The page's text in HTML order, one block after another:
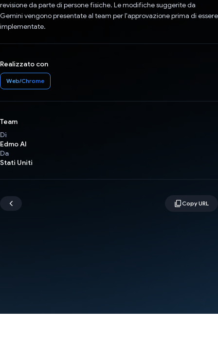
revisione da parte di persone fisiche. Le modifiche suggerite da
Gemini vengono presentate al team per l'approvazione prima di essere
implementate.
Realizzato con
Web/Chrome
Team
Di
Edmo AI
Da
Stati Uniti